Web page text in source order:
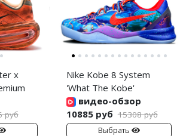
x
руб
Nike Kobe 8 System
'What The Kobe'
видео-обзор
10885 руб 15308 руб
Выбрать